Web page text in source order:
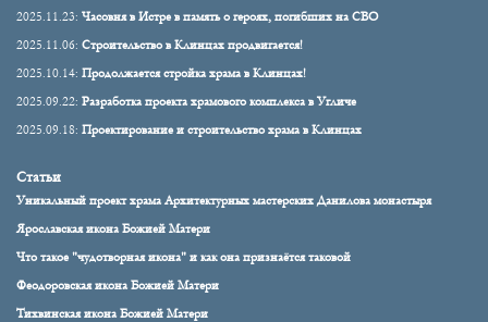
2025.11.23: Часовня в Истре в память о героях, погибших на СВО
2025.11.06: Строительство в Клинцах продвигается!
2025.10.14: Продолжается стройка храма в Клинцах!
2025.09.22: Разработка проекта храмового комплекса в Угличе
2025.09.18: Проектирование и строительство храма в Клинцах
Статьи
Уникальный проект храма Архитектурных мастерских Данилова монастыря
Ярославская икона Божией Матери
Что такое "чудотворная икона" и как она признаётся таковой
Феодоровская икона Божией Матери
Тихвинская икона Божией Матери